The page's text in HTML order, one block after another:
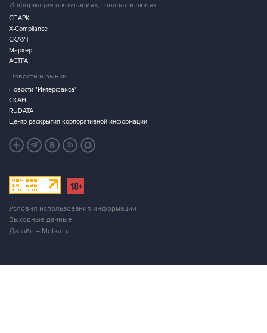
Информация о компаниях, товарах и людях
СПАРК
X-Compliance
СКАУТ
Маркер
АСТРА
Новости и рынки
Новости "Интерфакса"
СКАН
RUDATA
Центр раскрытия корпоративной информации
Условия использования информации
Выходные данные
Дизайн – Motka.ru